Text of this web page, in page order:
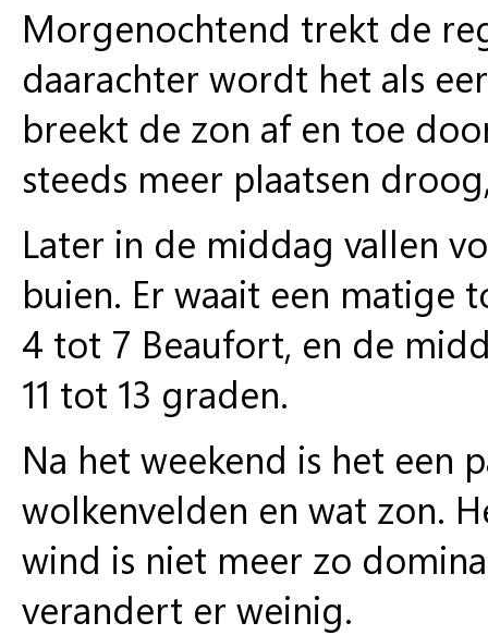
Morgenochtend trekt de
daarachter wordt het als
breekt de zon af en toe
steeds meer plaatsen
Later in de middag vallen
buien. Er waait een matige
4 tot 7 Beaufort, en de
11 tot 13 graden.
Na het weekend is het een
wolkenvelden en wat zon.
wind is niet meer zo
verandert er weinig.